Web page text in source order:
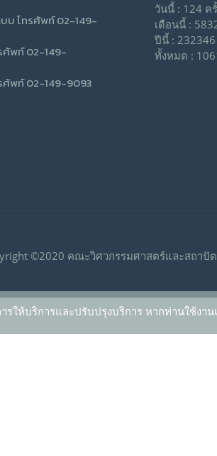
บ โทรศัพท์ 02-149-
ศัพท์ 02-149-
พท์ 02-149-9093
วันนี้ : 124 ค
เดือนนี้ :
ปีนี้ : 232346
ทั้งหมด :
©2020 คณะวิศวกรรมศาสตร์และสถา
ารให้บริการและปรับปรุงบริการ หากท่านใช้ง